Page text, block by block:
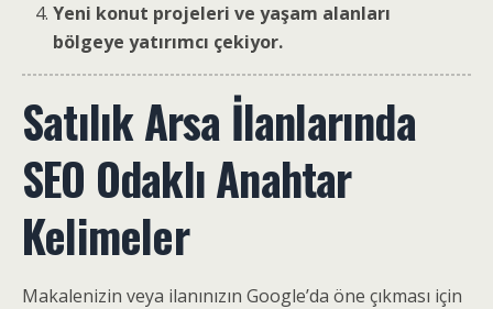
Yeni konut projeleri ve yaşam alanları
bölgeye yatırımcı çekiyor.
Satılık Arsa İlanlarında
SEO Odaklı Anahtar
Kelimeler
Makalenizin veya ilanınızın Google’da öne çıkması için